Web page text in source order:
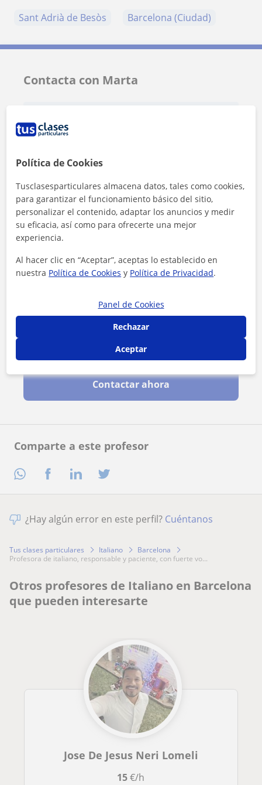
Comparte a este profesor
Sant Adrià de Besòs
Barcelona (Ciudad)
Contacta con Marta
Al hacer clic, aceptas nuestroaviso legal
Contactar ahora
¿Hay algún error en este perfil? Cuéntanos
Tus clases particulares Italiano
Barcelona
profesora de italiano, responsable y paciente, con fuerte vo...
Otros profesores de Italiano en Barcelona
que pueden interesarte
Jose De Jesus Neri Lomeli
15€/h
Política de Cookies
Tusclasesparticulares almacena datos, tales como cookies,
para garantizar el funcionamiento básico del sitio,
personalizar el contenido, adaptar los anuncios y medir
su eficacia, así como para ofrecerte una mejor
experiencia.
Al hacer clic en “Aceptar”, aceptas lo establecido en
nuestra Política de Cookies y Política de Privacidad.
Panel de Cookies
Rechazar
Aceptar